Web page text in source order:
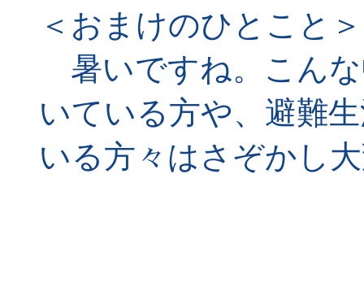
＜おまけのひとこと＞
暑いですね。こん
いている方や、避難
いる方々はさぞかし